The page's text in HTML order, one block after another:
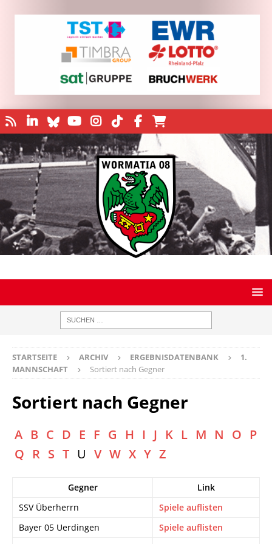
STARTSEITE ARCHIV ERGEBNISDATENBANK
1.
MANNSCHAFT
Sortiert nach Gegner
Sortiert nach Gegner
A B C D E F G H I J K L M N O P
Q R S T U V W X Y Z
Gegner
Link
SSV Überherrn
Spiele auflisten
Bayer 05 Uerdingen
Spiele auflisten